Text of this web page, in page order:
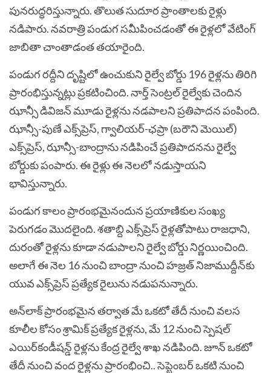
పునరుద్ధరిస్తున్నారు. తొలుత సుదూర ప్రాంతాలకు రైళ్లు
నడిపారు. నవరాత్రి పండుగ సమీపించడంతో ఈ రైళ్లలో వేటింగ్‌
జాబితా చాంతాడంత తయారైంది.
పండుగ రద్దీని దృష్టిలో ఉంచుకుని రైల్వే బోర్డు 196 రైళ్లను తిరిగి
ప్రారంభిస్తున్నట్లు ప్రకటించింది. నార్త్ సెంట్రల్ రైల్వేకు చెందిన
ఝాన్సీ డివిజన్ మూడు రైళ్లను నడపాలని ప్రతిపాదన పంపింది.
ఝాన్సీ-పుణే ఎక్స్‌ప్రెస్, గ్వాలియర్-ఛప్రా (బరౌని మెయిల్)
ఎక్స్‌ప్రెస్, ఝాన్సీ-బాంద్రాను నడిపించే ప్రతిపాదనను రైల్వే
బోర్డుకు పంపారు. ఈ రైళ్లు ఈ నెలలో నడుస్తాయని
భావిస్తున్నారు.
పండుగ కాలం ప్రారంభమైనందున ప్రయాణికుల సంఖ్య
పెరుగడం మొదలైంది. శతాబ్ది ఎక్స్‌ప్రెస్‌ రైళ్లతోపాటు రాజధాని,
దురంతో రైళ్లను కూడా నడుపాలని రైల్వే బోర్డు నిర్ణయించింది.
అలాగే ఈ నెల 16 నుంచి బాంద్రా నుంచి హజ్రత్‌ నిజాముద్దీన్‌కు
యువ ఎక్స్‌ప్రెస్‌ ప్రత్యేక రైలును నడుపనున్నారు.
అన్‌లాక్‌ ప్రారంభమైన తర్వాత మే ఒకటో తేదీ నుంచి వలస
కూలీల కోసం శ్రామిక్‌ ప్రత్యేక రైళ్లను, మే 12 నుంచి స్పెషల్‌
ఎయిర్‌కండీషన్డ్‌ రైళ్లను కేంద్ర రైల్వే శాఖ నడిపింది. జూన్‌ ఒకటో
తేదీ నుంచి వంద రైళ్లను ప్రారంభించి.. సెప్టెంబర్‌ ఒకటి నుంచి